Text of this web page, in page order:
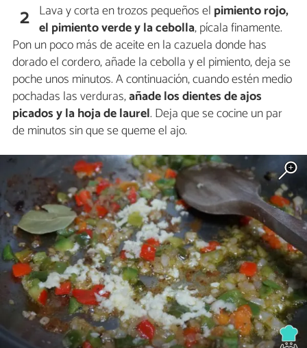
2 Lava y corta en trozos pequeños el pimiento rojo,
el pimiento verde y la cebolla, pícala finamente.
Pon un poco más de aceite en la cazuela donde has
dorado el cordero, añade la cebolla y el pimiento, deja se
poche unos minutos. A continuación, cuando estén medio
pochadas las verduras,añade los dientes de ajos
picados y la hoja de laurel. Deja que se cocine un par
de minutos sin que se queme el ajo.